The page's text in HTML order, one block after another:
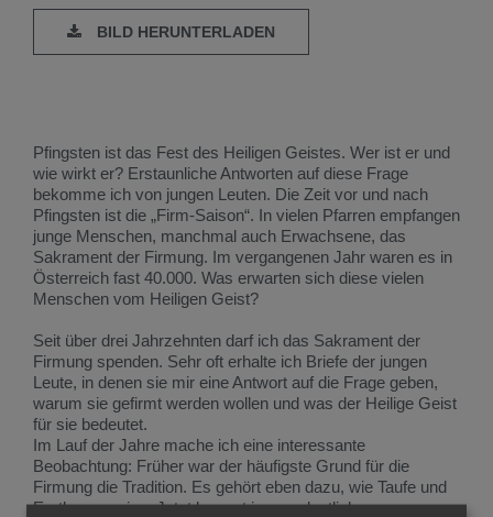
BILD HERUNTERLADEN
Pfingsten ist das Fest des Heiligen Geistes. Wer ist er und
wie wirkt er? Erstaunliche Antworten auf diese Frage
bekomme ich von jungen Leuten. Die Zeit vor und nach
Pfingsten ist die „Firm-Saison“. In vielen Pfarren empfangen
junge Menschen, manchmal auch Erwachsene, das
Sakrament der Firmung. Im vergangenen Jahr waren es in
Österreich fast 40.000. Was erwarten sich diese vielen
Menschen vom Heiligen Geist?
Seit über drei Jahrzehnten darf ich das Sakrament der
Firmung spenden. Sehr oft erhalte ich Briefe der jungen
Leute, in denen sie mir eine Antwort auf die Frage geben,
warum sie gefirmt werden wollen und was der Heilige Geist
für sie bedeutet.
Im Lauf der Jahre mache ich eine interessante
Beobachtung: Früher war der häufigste Grund für die
Firmung die Tradition. Es gehört eben dazu, wie Taufe und
Erstkommunion. Jetzt kommt immer deutlicher zum